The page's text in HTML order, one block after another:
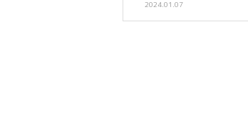
2024.01.07